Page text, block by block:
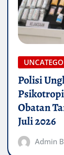
Polisi
Obatan
Juli 2026
Admin